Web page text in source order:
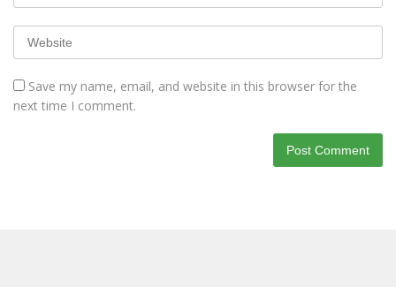
Save my name, email, and website in this browser for the
next time I comment.